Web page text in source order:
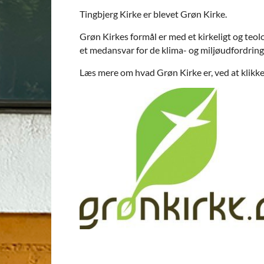
Tingbjerg Kirke er blevet Grøn Kirke.
Grøn Kirkes formål er med et kirkeligt og
et medansvar for de klima- og
Læs mere om hvad Grøn Kirke er, ved at